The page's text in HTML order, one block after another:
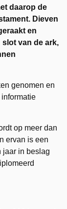
daarop de
Dieven
en
van de ark,
genomen en
op meer dan
ervan is een
jaar in beslag